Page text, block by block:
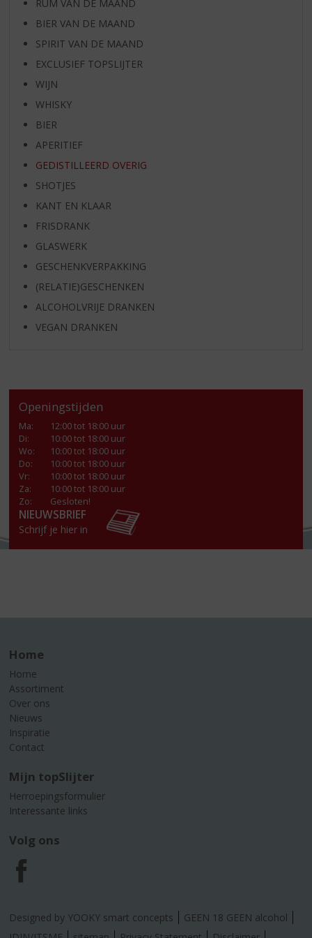
RUM VAN DE MAAND
BIER VAN DE MAAND
SPIRIT VAN DE MAAND
EXCLUSIEF TOPSLIJTER
WIJN
WHISKY
BIER
APERITIEF
GEDISTILLEERD OVERIG
SHOTJES
KANT EN KLAAR
FRISDRANK
GLASWERK
GESCHENKVERPAKKING
(RELATIE)GESCHENKEN
ALCOHOLVRIJE DRANKEN
VEGAN DRANKEN
Openingstijden
Ma:
12:00 tot 18:00 uur
Di:
10:00 tot 18:00 uur
Wo:
10:00 tot 18:00 uur
Do:
10:00 tot 18:00 uur
Vr:
10:00 tot 18:00 uur
Za:
10:00 tot 18:00 uur
Zo:
Gesloten!
NIEUWSBRIEF
Schrijf je hier in
Home
Home
Assortiment
Over ons
Nieuws
Inspiratie
Contact
Mijn topSlijter
Herroepingsformulier
Interessante links
Volg ons
F
a
Designed by YOOKY smart concepts
GEEN 18 GEEN alcohol